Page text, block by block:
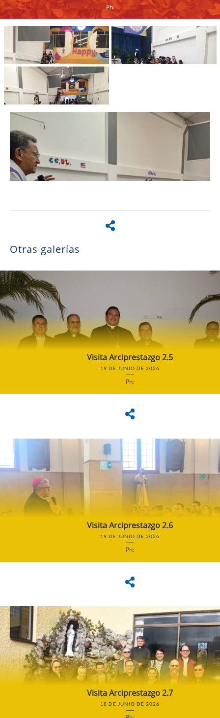
Ph:
Otras galerías
Visita Arciprestazgo 2.5
19 DE JUNIO DE 2026
Ph:
Visita Arciprestazgo 2.6
19 DE JUNIO DE 2026
Ph:
Visita Arciprestazgo 2.7
18 DE JUNIO DE 2026